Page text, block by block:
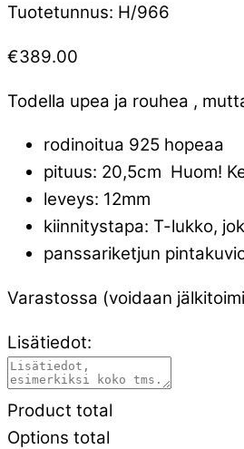
Tuotetunnus: H/966
€389.00
Todella upea ja rouhea ,
rodinoitua 925 hopeaa
pituus: 20,5cm Huom!
leveys: 12mm
kiinnitystapa: T-lukko,
panssariketjun
Varastossa (voidaan
Lisätiedot:
Product total
Options total